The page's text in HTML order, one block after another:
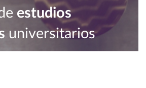
estudios
universitarios